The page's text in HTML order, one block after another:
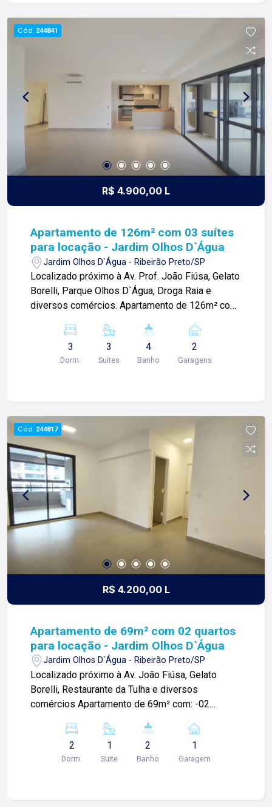
de tudo que fazemos. Todos os dias
construímos laços fortes e indeléveis com
imobiliária que equilibra a tradicionalidade com o
arrojo e a força comercial da atualidade. A Lago é
sua principal imobiliária em Ribeirão Preto!
Cód. 244841
R$ 4.900,00 L
Apartamento de 126m² com 03 suítes
para locação - Jardim Olhos D`Água
Jardim Olhos D`Água - Ribeirão Preto/SP
Localizado próximo à Av. Prof. João Fiúsa, Gelato
Borelli, Parque Olhos D`Água, Droga Raia e
diversos comércios. Apartamento de 126m² com:
master com closet; -Sala 02 ambientes; -01
lavabo; -Varanda gourmet com churrasqueira e
fechamento em vidro; -Cozinha planejada; -Área
com ares-condicionados; -Andar alto; Condomínio
com: -Portaria 24h; -Lazer completo;
3
Dorm.
3
Suítes
4
Banho
2
Garagens
Cód. 244817
R$ 4.200,00 L
Apartamento de 69m² com 02 quartos
para locação - Jardim Olhos D`Água
Jardim Olhos D`Água - Ribeirão Preto/SP
Localizado próximo à Av. João Fiúsa, Gelato
Borelli, Restaurante da Tulha e diversos
comércios Apartamento de 69m² com: -02
ampla; -01 banheiro social; -Cozinha planejada;
-Área de serviços; -01 vaga de garagem. Para
mais informações e agendar visita, entre em
2
Dorm.
1
Suite
2
Banho
1
Garagem